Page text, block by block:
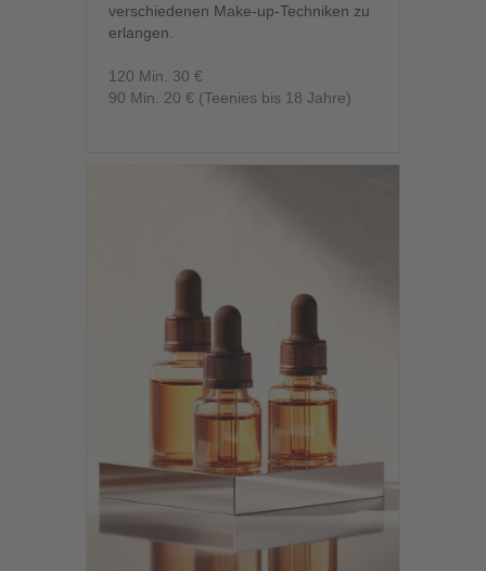
verschiedenen Make-up-Techniken zu
erlangen.
120 Min. 30 €
90 Min. 20 € (Teenies bis 18 Jahre)